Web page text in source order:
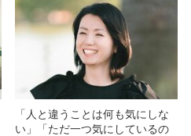
「人と違うことは何も気にしな
い」「ただ一つ気にしているの